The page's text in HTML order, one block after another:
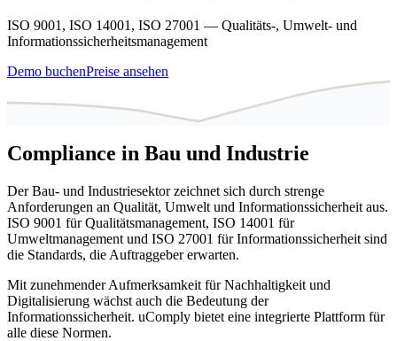
ISO 9001, ISO 14001, ISO 27001 — Qualitäts-, Umwelt- und
Informationssicherheitsmanagement
Demo buchenPreise ansehen
Compliance in Bau und Industrie
Der Bau- und Industriesektor zeichnet sich durch strenge
Anforderungen an Qualität, Umwelt und Informationssicherheit aus.
ISO 9001 für Qualitätsmanagement, ISO 14001 für
Umweltmanagement und ISO 27001 für Informationssicherheit sind
die Standards, die Auftraggeber erwarten.
Mit zunehmender Aufmerksamkeit für Nachhaltigkeit und
Digitalisierung wächst auch die Bedeutung der
Informationssicherheit. uComply bietet eine integrierte Plattform für
alle diese Normen.